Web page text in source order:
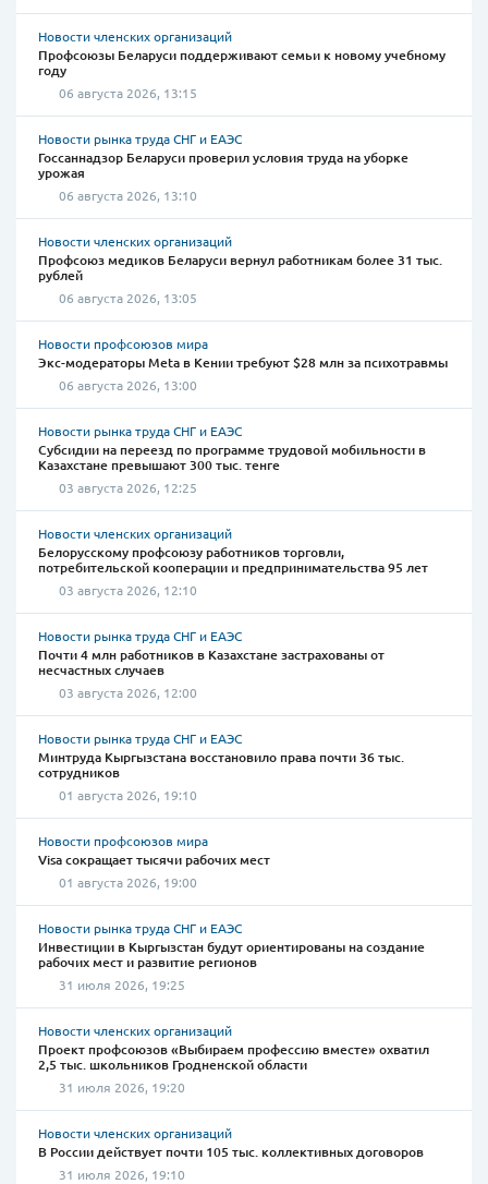
Новости членских организаций
Профсоюзы Беларуси поддерживают семьи к новому учебному
году
06 августа 2026, 13:15
Новости рынка труда СНГ и ЕАЭС
Госсаннадзор Беларуси проверил условия труда на уборке
урожая
06 августа 2026, 13:10
Новости членских организаций
Профсоюз медиков Беларуси вернул работникам более 31 тыс.
рублей
06 августа 2026, 13:05
Новости профсоюзов мира
Экс-модераторы Meta в Кении требуют $28 млн за психотравмы
06 августа 2026, 13:00
Новости рынка труда СНГ и ЕАЭС
Субсидии на переезд по программе трудовой мобильности в
Казахстане превышают 300 тыс. тенге
03 августа 2026, 12:25
Новости членских организаций
Белорусскому профсоюзу работников торговли,
потребительской кооперации и предпринимательства 95 лет
03 августа 2026, 12:10
Новости рынка труда СНГ и ЕАЭС
Почти 4 млн работников в Казахстане застрахованы от
несчастных случаев
03 августа 2026, 12:00
Новости рынка труда СНГ и ЕАЭС
Минтруда Кыргызстана восстановило права почти 36 тыс.
сотрудников
01 августа 2026, 19:10
Новости профсоюзов мира
Visa сокращает тысячи рабочих мест
01 августа 2026, 19:00
Новости рынка труда СНГ и ЕАЭС
Инвестиции в Кыргызстан будут ориентированы на создание
рабочих мест и развитие регионов
31 июля 2026, 19:25
Новости членских организаций
Проект профсоюзов «Выбираем профессию вместе» охватил
2,5 тыс. школьников Гродненской области
31 июля 2026, 19:20
Новости членских организаций
В России действует почти 105 тыс. коллективных договоров
31 июля 2026, 19:10